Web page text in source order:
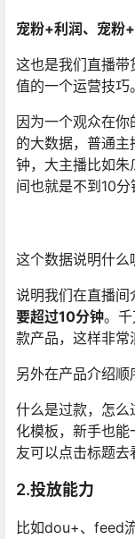
宠粉+利润、宠粉
这也是我们直播
值的一个运营技巧。
因为一个观众在
的大数据，普通主
钟，大主播比如
间也就是不到10分
这个数据说明什么
说明我们在直播间
要超过10分钟。
款产品，这样非常
另外在产品介绍顺
什么是过款，怎
化模板，新手也
友可以点击标题去
2.投放能力
比如dou+、feed